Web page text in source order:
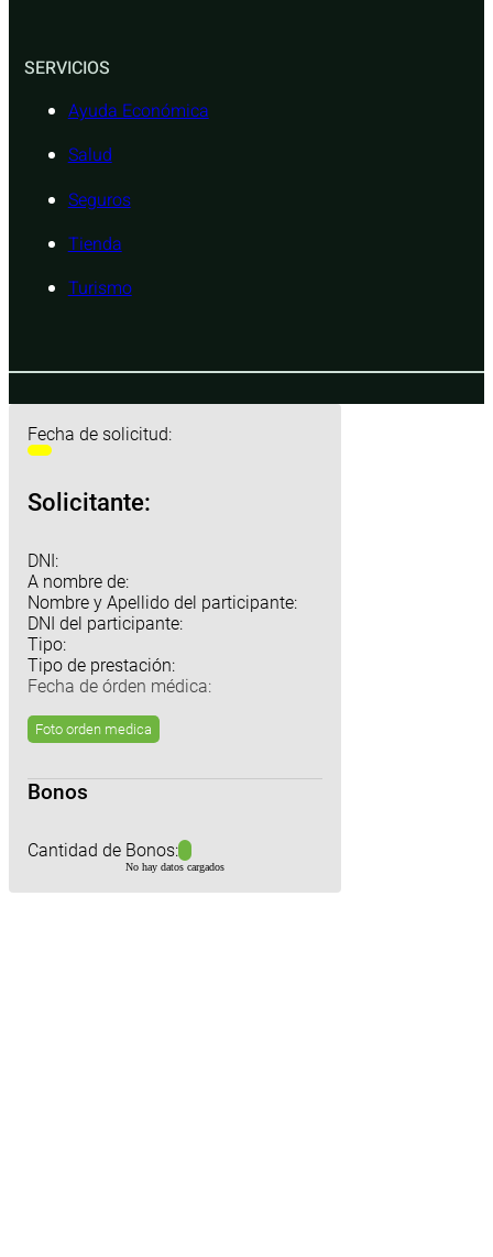
SERVICIOS
Ayuda Económica
Salud
Seguros
Tienda
Turismo
Fecha de solicitud:
Solicitante:
DNI:
A nombre de:
Nombre y Apellido del participante:
DNI del participante:
Tipo:
Tipo de prestación:
Fecha de órden médica:
Foto orden medica
Bonos
Cantidad de Bonos:
No hay datos cargados